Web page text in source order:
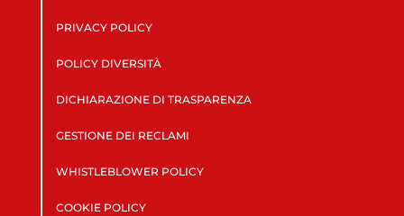
PRIVACY POLICY
POLICY DIVERSITÀ
DICHIARAZIONE DI TRASPARENZA
GESTIONE DEI RECLAMI
WHISTLEBLOWER POLICY
COOKIE POLICY